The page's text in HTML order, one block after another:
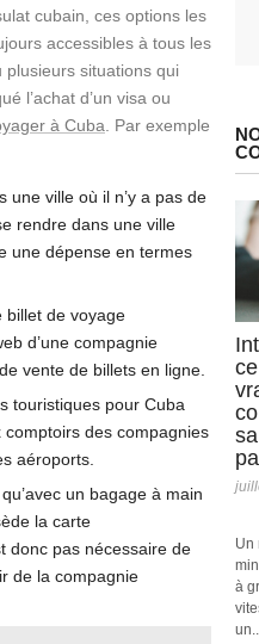
cubain, ces options les
accessibles à tous les
situations qui
l’achat d’un visa ou
à Cuba . Par exemple
une ville où il n’y a pas de
rendre dans une ville
une dépense en termes
billet de voyage
d’une compagnie
vente de billets en ligne.
touristiques pour Cuba
comptoirs des compagnies
aéroports.
un bagage à main
la carte
donc pas nécessaire de
de la compagnie
Un
à